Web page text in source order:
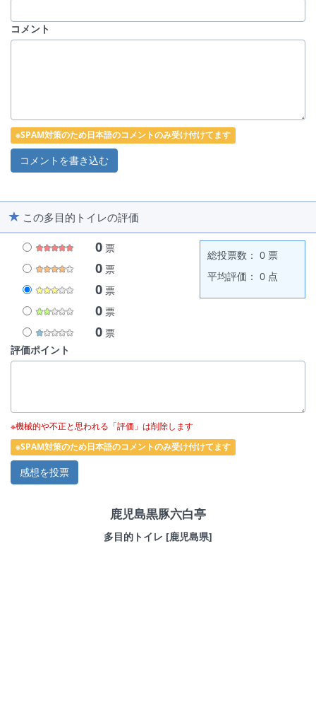
コメント
※SPAM対策のため日本語のコメントのみ受け付けてます
この多目的トイレの評価
0 票
0 票
0 票
0 票
0 票
総投票数： 0 票
平均評価： 0 点
評価ポイント
※機械的や不正と思われる「評価」は削除します
※SPAM対策のため日本語のコメントのみ受け付けてます
鹿児島黒豚六白亭
多目的トイレ [鹿児島県]